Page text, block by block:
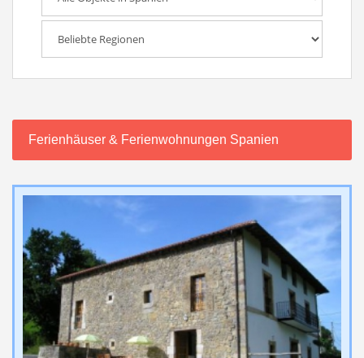
Ferienhäuser & Ferienwohnungen Spanien